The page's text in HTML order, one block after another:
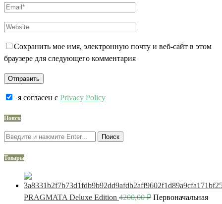
Сохранить мое имя, электронную почту и веб-сайт в этом
браузере для следующего комментария
я согласен c Privacy Policy
Поиск
Поиск
Товары
PRAGMATA Deluxe Edition 4200,00₽ Первоначальная